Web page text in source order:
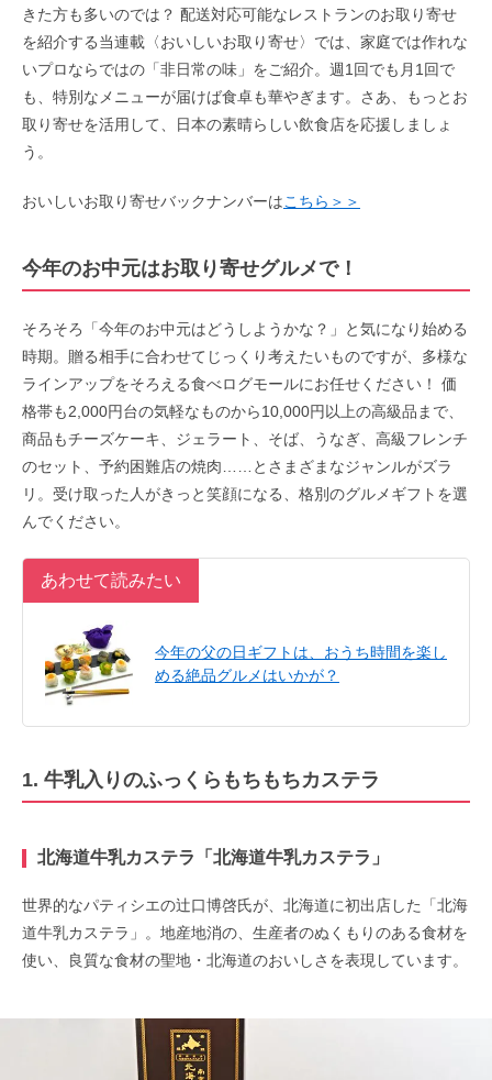
きた方も多いのでは？ 配送対応可能なレストランのお取り寄せ
を紹介する当連載〈おいしいお取り寄せ〉では、家庭では作れな
いプロならではの「非日常の味」をご紹介。週1回でも月1回で
も、特別なメニューが届けば食卓も華やぎます。さあ、もっとお
取り寄せを活用して、日本の素晴らしい飲食店を応援しましょ
う。
おいしいお取り寄せバックナンバーはこちら＞＞
今年のお中元はお取り寄せグルメで！
そろそろ「今年のお中元はどうしようかな？」と気になり始める
時期。贈る相手に合わせてじっくり考えたいものですが、多様な
ラインアップをそろえる食べログモールにお任せください！ 価
格帯も2,000円台の気軽なものから10,000円以上の高級品まで、
商品もチーズケーキ、ジェラート、そば、うなぎ、高級フレンチ
のセット、予約困難店の焼肉……とさまざまなジャンルがズラ
リ。受け取った人がきっと笑顔になる、格別のグルメギフトを選
んでください。
あわせて読みたい
今年の父の日ギフトは、おうち時間を楽し
める絶品グルメはいかが？
1. 牛乳入りのふっくらもちもちカステラ
北海道牛乳カステラ「北海道牛乳カステラ」
世界的なパティシエの辻口博啓氏が、北海道に初出店した「北海
道牛乳カステラ」。地産地消の、生産者のぬくもりのある食材を
使い、良質な食材の聖地・北海道のおいしさを表現しています。